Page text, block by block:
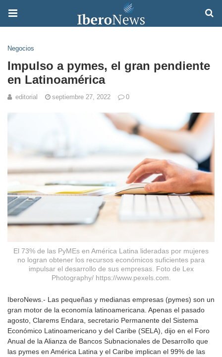
Negocios
Impulso a pymes, el gran pendiente
en Latinoamérica
editorial septiembre 27, 2022 0
El 73% de las PyMEs en América Latina lideradas por mujeres
no logran obtener los recursos económicos suficientes para
impulsar el desarrollo de sus empresas. Foto de Lex
Photography/ https://www.pexels.com.
IberoNews.- Las pequeñas y medianas empresas (pymes) son un
gran motor de la economía latinoamericana. Apenas el pasado
agosto, Clarems Endara, secretario Permanente del Sistema
Económico Latinoamericano y del Caribe (SELA), dijo en el Foro
Anual de la Alianza de Bancos Subnacionales de Desarrollo que
las pymes en América Latina y el Caribe implican el 99% de las